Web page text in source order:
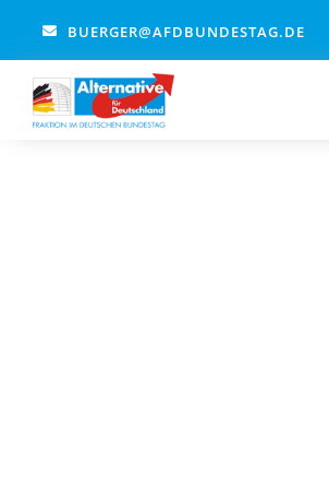
springen
BUERGER@AFDBUNDESTAG.DE